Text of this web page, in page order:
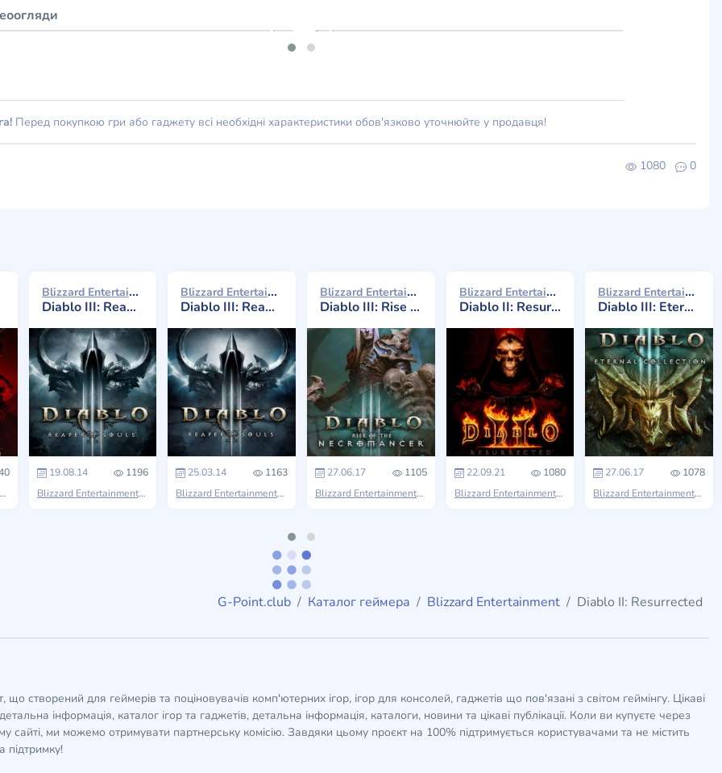
Перед покупкою гри або гаджету всі необхідні характеристики обов'язково уточнюйте у продавця!
1080 0
Blizzard EntertainmentDiablo
Blizzard Entertainment 2014
Diablo III: Reaper of Souls - Ultimate Evil Edition (Ultimate Evil Edition)
19.08.14
1196
Blizzard EntertainmentDiablo
Blizzard Entertainment 2014
Diablo III: Reaper of Souls
25.03.14
1163
Blizzard EntertainmentDiablo
Blizzard Entertainment 2017
Diablo III: Rise of the Necromancer
27.06.17
1105
Blizzard EntertainmentDiablo
Blizzard Entertainment 2021
Diablo II: Resurrected
22.09.21
1080
Blizzard EntertainmentDiablo
Blizzard Entertainment 2017
Diablo III: Eternal Collection
27.06.17
1078
Blizzard Entertainment
G-Point.club Каталог геймера Blizzard Entertainment Diablo II: Resurrected
створений для геймерів та поціновувачів комп'ютерних ігор, ігор для консолей, гаджетів що пов'язані з світом геймінгу. Цікаві
інформація, каталог ігор та гаджетів, детальна інформація, каталоги, новини та цікаві публікації. Коли ви купуєте через
сайті, ми можемо отримувати партнерську комісію. Завдяки цьому проєкт на 100% підтримується користувачами та не містить
підтримку!